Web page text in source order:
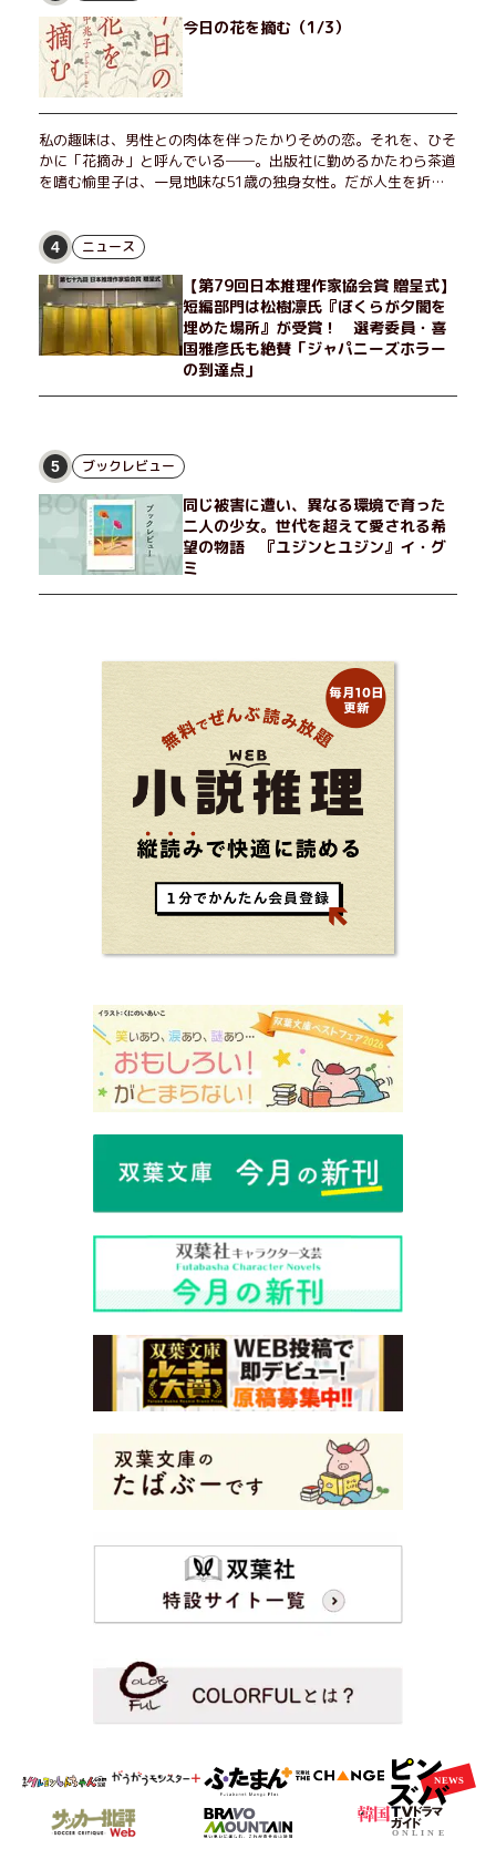
今日の花を摘む（1/3）
私の趣味は、男性との肉体を伴ったかりそめの恋。それを、ひそ
かに「花摘み」と呼んでいる──。出版社に勤めるかたわら茶道
を嗜む愉里子は、一見地味な51歳の独身女性。だが人生を折り
せる男が現れた。茶の湯の粋人、70歳の万江島だ。だが彼に
は、ある秘密があった……。自分の心と身体を偽らない女たちの
姿と、その連帯を描く。赤裸々にして切実な、セクシュアリティ
をめぐる物語。
4 ニュース
【第79回日本推理作家協会賞 贈呈式】
短編部門は松樹凛氏『ぼくらが夕闇を
埋めた場所』が受賞！ 選考委員・喜
国雅彦氏も絶賛「ジャパニーズホラー
の到達点」
5 ブックレビュー
同じ被害に遭い、異なる環境で育った
二人の少女。世代を超えて愛される希
望の物語 『ユジンとユジン』イ・グ
ミ